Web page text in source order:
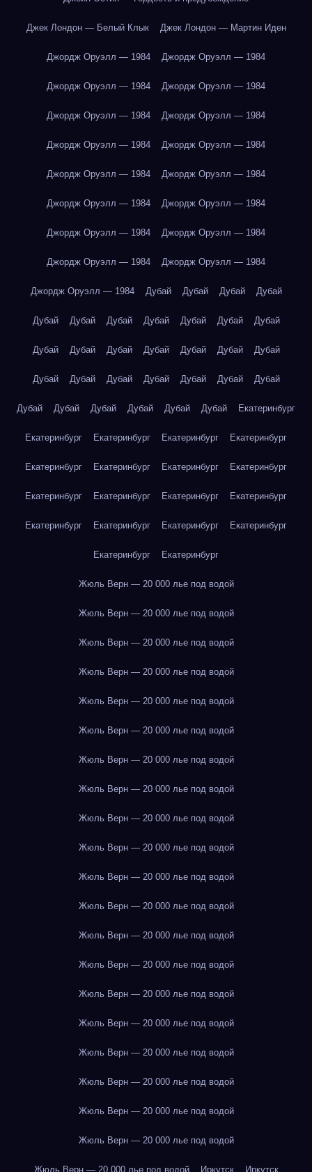
Джек Лондон — Белый Клык Джек Лондон — Мартин Иден
Джордж Оруэлл — 1984 Джордж Оруэлл — 1984
Джордж Оруэлл — 1984 Джордж Оруэлл — 1984
Джордж Оруэлл — 1984 Джордж Оруэлл — 1984
Джордж Оруэлл — 1984 Джордж Оруэлл — 1984
Джордж Оруэлл — 1984 Джордж Оруэлл — 1984
Джордж Оруэлл — 1984 Джордж Оруэлл — 1984
Джордж Оруэлл — 1984 Джордж Оруэлл — 1984
Джордж Оруэлл — 1984 Джордж Оруэлл — 1984
Джордж Оруэлл — 1984 Дубай Дубай Дубай Дубай
Дубай Дубай Дубай Дубай Дубай Дубай Дубай
Дубай Дубай Дубай Дубай Дубай Дубай Дубай
Дубай Дубай Дубай Дубай Дубай Дубай Дубай
Дубай Дубай Дубай Дубай Дубай Дубай Екатеринбург
Екатеринбург Екатеринбург Екатеринбург Екатеринбург
Екатеринбург Екатеринбург Екатеринбург Екатеринбург
Екатеринбург Екатеринбург Екатеринбург Екатеринбург
Екатеринбург Екатеринбург Екатеринбург Екатеринбург
Екатеринбург Екатеринбург
Жюль Верн — 20 000 лье под водой
Жюль Верн — 20 000 лье под водой
Жюль Верн — 20 000 лье под водой
Жюль Верн — 20 000 лье под водой
Жюль Верн — 20 000 лье под водой
Жюль Верн — 20 000 лье под водой
Жюль Верн — 20 000 лье под водой
Жюль Верн — 20 000 лье под водой
Жюль Верн — 20 000 лье под водой
Жюль Верн — 20 000 лье под водой
Жюль Верн — 20 000 лье под водой
Жюль Верн — 20 000 лье под водой
Жюль Верн — 20 000 лье под водой
Жюль Верн — 20 000 лье под водой
Жюль Верн — 20 000 лье под водой
Жюль Верн — 20 000 лье под водой
Жюль Верн — 20 000 лье под водой
Жюль Верн — 20 000 лье под водой
Жюль Верн — 20 000 лье под водой
Жюль Верн — 20 000 лье под водой
Жюль Верн — 20 000 лье под водой Иркутск Иркутск